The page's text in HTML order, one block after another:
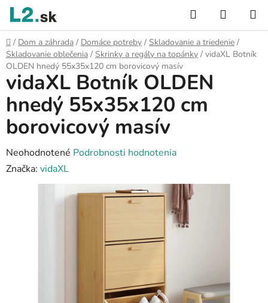
Prejsť
obsah
Hľadať
KOŠÍK
Domov
/ Dom a záhrada / Domáce potreby / Skladovanie a triedenie /
Skladovanie oblečenia / Skrinky a regály na topánky / vidaXL Botník
OLDEN hnedý 55x35x120 cm borovicový masív
vidaXL Botník OLDEN
hnedý 55x35x120 cm
borovicový masív
Priemerné
hodnotenie
produktu
Neohodnotené Podrobnosti hodnotenia
Značka: vidaXL